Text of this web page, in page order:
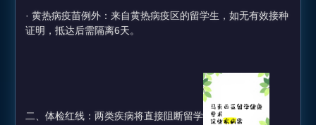
· 黄热病疫苗例外：来自黄热病疫区的留学生，如无有效接种
证明，抵达后需隔离6天。
二、体检红线：两类疾病将直接阻断留学